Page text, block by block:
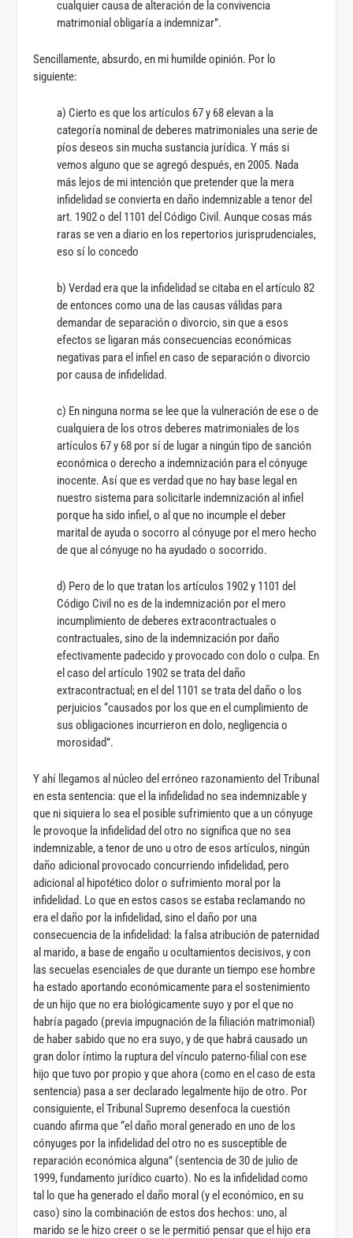
cualquier causa de alteración de la convivencia
matrimonial obligaría a indemnizar”.
Sencillamente, absurdo, en mi humilde opinión. Por lo
siguiente:
a) Cierto es que los artículos 67 y 68 elevan a la
categoría nominal de deberes matrimoniales una serie de
píos deseos sin mucha sustancia jurídica. Y más si
vemos alguno que se agregó después, en 2005. Nada
más lejos de mi intención que pretender que la mera
infidelidad se convierta en daño indemnizable a tenor del
art. 1902 o del 1101 del Código Civil. Aunque cosas más
raras se ven a diario en los repertorios jurisprudenciales,
eso sí lo concedo
b) Verdad era que la infidelidad se citaba en el artículo 82
de entonces como una de las causas válidas para
demandar de separación o divorcio, sin que a esos
efectos se ligaran más consecuencias económicas
negativas para el infiel en caso de separación o divorcio
por causa de infidelidad.
c) En ninguna norma se lee que la vulneración de ese o de
cualquiera de los otros deberes matrimoniales de los
artículos 67 y 68 por sí de lugar a ningún tipo de sanción
económica o derecho a indemnización para el cónyuge
inocente. Así que es verdad que no hay base legal en
nuestro sistema para solicitarle indemnización al infiel
porque ha sido infiel, o al que no incumple el deber
marital de ayuda o socorro al cónyuge por el mero hecho
de que al cónyuge no ha ayudado o socorrido.
d) Pero de lo que tratan los artículos 1902 y 1101 del
Código Civil no es de la indemnización por el mero
incumplimiento de deberes extracontractuales o
contractuales, sino de la indemnización por daño
efectivamente padecido y provocado con dolo o culpa. En
el caso del artículo 1902 se trata del daño
extracontractual; en el del 1101 se trata del daño o los
perjuicios “causados por los que en el cumplimiento de
sus obligaciones incurrieron en dolo, negligencia o
morosidad”.
Y ahí llegamos al núcleo del erróneo razonamiento del Tribunal
en esta sentencia: que el la infidelidad no sea indemnizable y
que ni siquiera lo sea el posible sufrimiento que a un cónyuge
le provoque la infidelidad del otro no significa que no sea
indemnizable, a tenor de uno u otro de esos artículos, ningún
daño adicional provocado concurriendo infidelidad, pero
adicional al hipotético dolor o sufrimiento moral por la
infidelidad. Lo que en estos casos se estaba reclamando no
era el daño por la infidelidad, sino el daño por una
consecuencia de la infidelidad: la falsa atribución de paternidad
al marido, a base de engaño u ocultamientos decisivos, y con
las secuelas esenciales de que durante un tiempo ese hombre
ha estado aportando económicamente para el sostenimiento
de un hijo que no era biológicamente suyo y por el que no
habría pagado (previa impugnación de la filiación matrimonial)
de haber sabido que no era suyo, y de que habrá causado un
gran dolor íntimo la ruptura del vínculo paterno-filial con ese
hijo que tuvo por propio y que ahora (como en el caso de esta
sentencia) pasa a ser declarado legalmente hijo de otro. Por
consiguiente, el Tribunal Supremo desenfoca la cuestión
cuando afirma que “el daño moral generado en uno de los
cónyuges por la infidelidad del otro no es susceptible de
reparación económica alguna” (sentencia de 30 de julio de
1999, fundamento jurídico cuarto). No es la infidelidad como
tal lo que ha generado el daño moral (y el económico, en su
caso) sino la combinación de estos dos hechos: uno, al
marido se le hizo creer o se le permitió pensar que el hijo era